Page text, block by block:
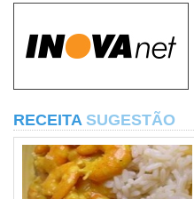
RECEITA SUGESTÃO